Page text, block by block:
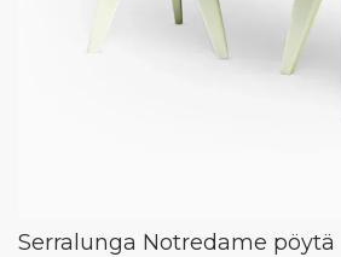
Serralunga Notredame pöytä